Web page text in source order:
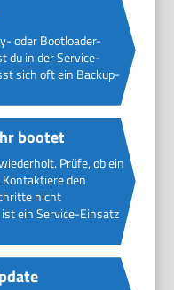
oder Bootloader-
du in der Service-
sich oft ein Backup-
bootet
Prüfe, ob ein
den
nicht
ein Service-Einsatz